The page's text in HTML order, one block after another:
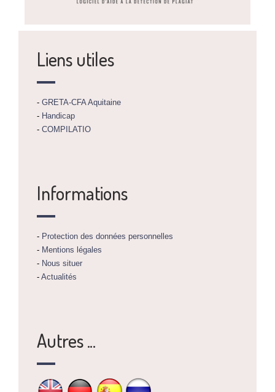
Liens utiles
- GRETA-CFA Aquitaine
- Handicap
- COMPILATIO
Informations
- Protection des données personnelles
- Mentions légales
- Nous situer
- Actualités
Autres ...